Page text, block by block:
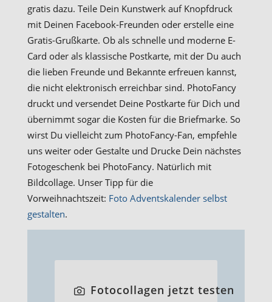
gratis dazu. Teile Dein Kunstwerk auf Knopfdruck
mit Deinen Facebook-Freunden oder erstelle eine
Gratis-Grußkarte. Ob als schnelle und moderne E-
Card oder als klassische Postkarte, mit der Du auch
die lieben Freunde und Bekannte erfreuen kannst,
die nicht elektronisch erreichbar sind. PhotoFancy
druckt und versendet Deine Postkarte für Dich und
übernimmt sogar die Kosten für die Briefmarke. So
wirst Du vielleicht zum PhotoFancy-Fan, empfehle
uns weiter oder Gestalte und Drucke Dein nächstes
Fotogeschenk bei PhotoFancy. Natürlich mit
Bildcollage. Unser Tipp für die
Vorweihnachtszeit: Foto Adventskalender selbst
gestalten.
Fotocollagen jetzt testen